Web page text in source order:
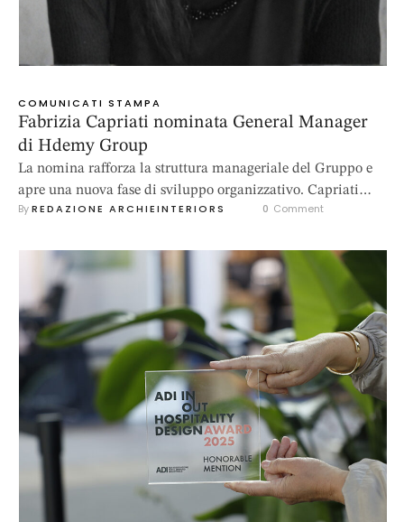
COMUNICATI STAMPA
Fabrizia Capriati nominata General Manager
di Hdemy Group
La nomina rafforza la struttura manageriale del Gruppo e
apre una nuova fase di sviluppo organizzativo. Capriati
manterrà anche la responsabilità della Direzione Marketing
annuncia la nomina di Fabrizia Capriati a General
Manager, con decorrenza dal 1° luglio 2026. Nel nuovo
ruolo di direttrice generale, Capriati assume la
responsabilità …
By REDAZIONE ARCHIEINTERIORS 0 Comment